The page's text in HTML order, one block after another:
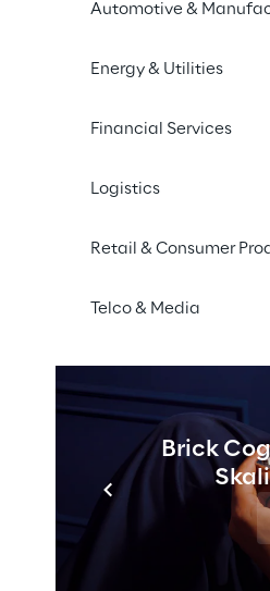
Automotive &
Energy & Utilities
Financial Services
Logistics
Retail & Consumer
Telco & Media
Brick
COVID-19 im